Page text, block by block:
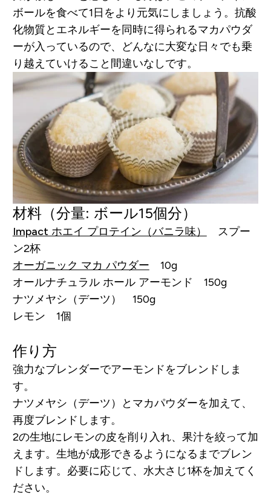
ボールを食べて1日をより元気にしましょう。抗酸
化物質とエネルギーを同時に得られるマカパウダ
ーが入っているので、どんなに大変な日々でも乗
り越えていけること間違いなしです。
材料（分量: ボール15個分）
Impact ホエイ プロテイン（バニラ味）
スプー
ン2杯
オーガニック マカ パウダー 10g
オールナチュラル ホール アーモンド 150g
ナツメヤシ（デーツ） 150g
レモン 1個
作り方
強力なブレンダーでアーモンドをブレンドしま
す。
ナツメヤシ（デーツ）とマカパウダーを加えて、
再度ブレンドします。
2の生地にレモンの皮を削り入れ、果汁を絞って加
えます。生地が成形できるようになるまでブレン
ドします。必要に応じて、水大さじ1杯を加えてく
ださい。